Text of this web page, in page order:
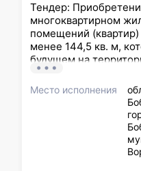
Тендер:
многоквартирном
помещений
менее 144,5 кв. м,
будущем на
город Бобров
района Воронежской
граждан из
Место исполнения